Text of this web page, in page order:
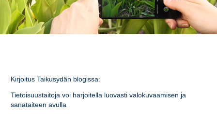
Kirjoitus Taikusydän blogissa:
Tietoisuustaitoja voi harjoitella luovasti valokuvaamisen ja
sanataiteen avulla